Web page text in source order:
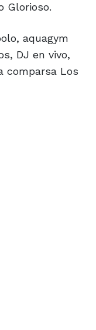
Glorioso.
aquagym
DJ en vivo,
comparsa Los